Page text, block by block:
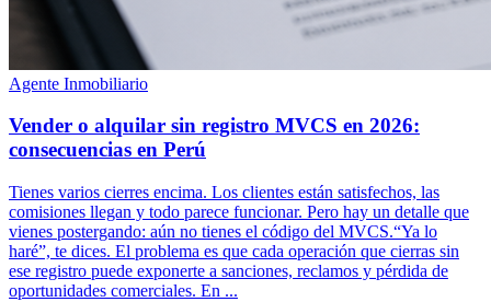
Agente Inmobiliario
Vender o alquilar sin registro MVCS en 2026:
consecuencias en Perú
Tienes varios cierres encima. Los clientes están satisfechos, las
comisiones llegan y todo parece funcionar. Pero hay un detalle que
vienes postergando: aún no tienes el código del MVCS.“Ya lo
haré”, te dices. El problema es que cada operación que cierras sin
ese registro puede exponerte a sanciones, reclamos y pérdida de
oportunidades comerciales. En ...